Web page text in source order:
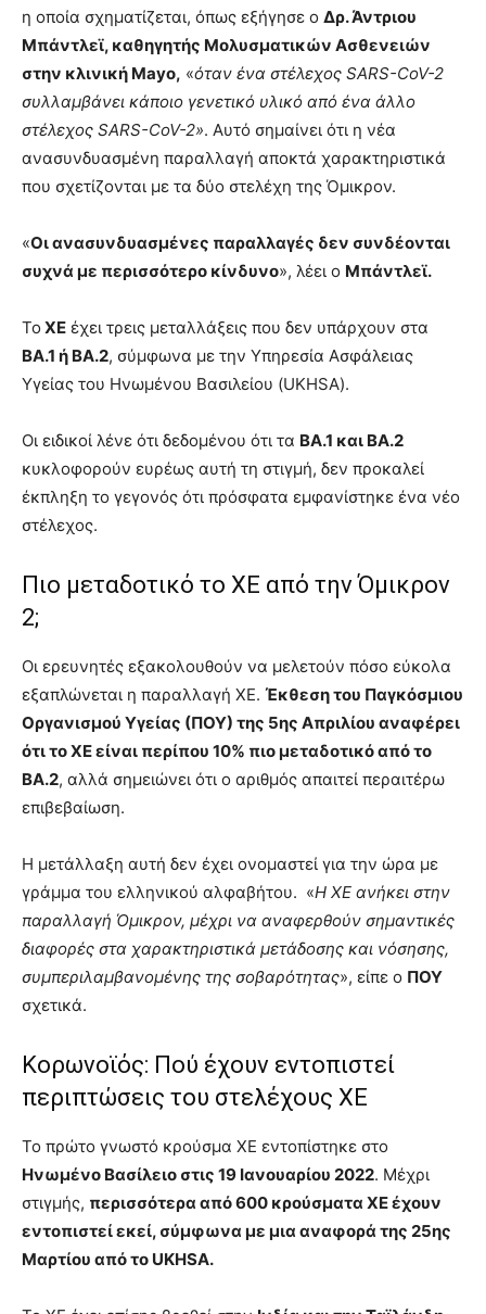
η οποία σχηματίζεται, όπως εξήγησε ο Δρ. Άντριου
Μπάντλεϊ, καθηγητής Μολυσματικών Ασθενειών
στην κλινική Mayo, «όταν ένα στέλεχος SARS-CoV-2
συλλαμβάνει κάποιο γενετικό υλικό από ένα άλλο
στέλεχος SARS-CoV-2». Αυτό σημαίνει ότι η νέα
ανασυνδυασμένη παραλλαγή αποκτά χαρακτηριστικά
που σχετίζονται με τα δύο στελέχη της Όμικρον.
«Οι ανασυνδυασμένες παραλλαγές δεν συνδέονται
συχνά με περισσότερο κίνδυνο», λέει ο Μπάντλεϊ.
Το XE έχει τρεις μεταλλάξεις που δεν υπάρχουν στα
BA.1 ή BA.2, σύμφωνα με την Υπηρεσία Ασφάλειας
Υγείας του Ηνωμένου Βασιλείου (UKHSA).
Οι ειδικοί λένε ότι δεδομένου ότι τα BA.1 και BA.2
κυκλοφορούν ευρέως αυτή τη στιγμή, δεν προκαλεί
έκπληξη το γεγονός ότι πρόσφατα εμφανίστηκε ένα νέο
στέλεχος.
Πιο μεταδοτικό το ΧΕ από την Όμικρον
2;
Οι ερευνητές εξακολουθούν να μελετούν πόσο εύκολα
εξαπλώνεται η παραλλαγή XE. Έκθεση του Παγκόσμιου
Οργανισμού Υγείας (ΠΟΥ) της 5ης Απριλίου αναφέρει
ότι το XE είναι περίπου 10% πιο μεταδοτικό από το
BA.2, αλλά σημειώνει ότι ο αριθμός απαιτεί περαιτέρω
επιβεβαίωση.
Η μετάλλαξη αυτή δεν έχει ονομαστεί για την ώρα με
γράμμα του ελληνικού αλφαβήτου. «Η XE ανήκει στην
παραλλαγή Όμικρον, μέχρι να αναφερθούν σημαντικές
διαφορές στα χαρακτηριστικά μετάδοσης και νόσησης,
συμπεριλαμβανομένης της σοβαρότητας», είπε ο ΠΟΥ
σχετικά.
Κορωνοϊός: Πού έχουν εντοπιστεί
περιπτώσεις του στελέχους ΧΕ
Το πρώτο γνωστό κρούσμα XE εντοπίστηκε στο
Ηνωμένο Βασίλειο στις 19 Ιανουαρίου 2022. Μέχρι
στιγμής, περισσότερα από 600 κρούσματα XE έχουν
εντοπιστεί εκεί, σύμφωνα με μια αναφορά της 25ης
Μαρτίου από το UKHSA.